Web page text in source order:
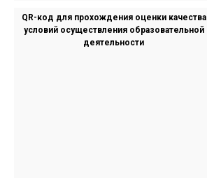
QR-код для прохождения оценки качества
условий осуществления образовательной
деятельности